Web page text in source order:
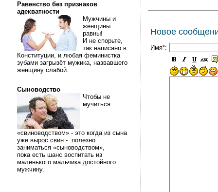
Равенство без признаков
адекватности
Мужчины и
женщины
равны!
И не спорьте,
так написано в
Конституции, и любая феминистка
зубами загрызёт мужика, назвавшего
женщину слабой.
Сыноводство
Чтобы не
мучиться
«свиноводством» - это когда из сына
уже вырос свин - полезно
заниматься «сыноводством»,
пока есть шанс воспитать из
маленького мальчика достойного
мужчину.
Новое
Имя*: